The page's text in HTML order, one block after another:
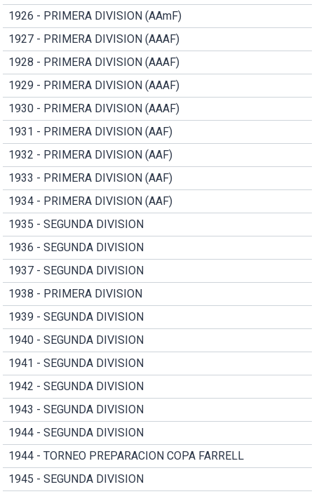
1926 - PRIMERA DIVISION (AAmF)
1927 - PRIMERA DIVISION (AAAF)
1928 - PRIMERA DIVISION (AAAF)
1929 - PRIMERA DIVISION (AAAF)
1930 - PRIMERA DIVISION (AAAF)
1931 - PRIMERA DIVISION (AAF)
1932 - PRIMERA DIVISION (AAF)
1933 - PRIMERA DIVISION (AAF)
1934 - PRIMERA DIVISION (AAF)
1935 - SEGUNDA DIVISION
1936 - SEGUNDA DIVISION
1937 - SEGUNDA DIVISION
1938 - PRIMERA DIVISION
1939 - SEGUNDA DIVISION
1940 - SEGUNDA DIVISION
1941 - SEGUNDA DIVISION
1942 - SEGUNDA DIVISION
1943 - SEGUNDA DIVISION
1944 - SEGUNDA DIVISION
1944 - TORNEO PREPARACION COPA FARRELL
1945 - SEGUNDA DIVISION